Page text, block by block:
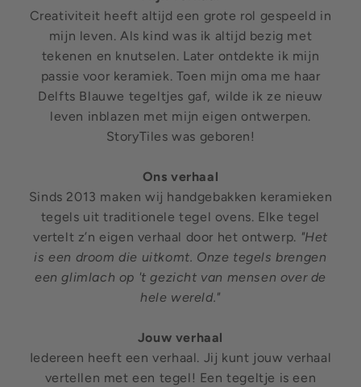
Creativiteit heeft altijd een grote rol gespeeld in
mijn leven. Als kind was ik altijd bezig met
tekenen en knutselen. Later ontdekte ik mijn
passie voor keramiek. Toen mijn oma me haar
Delfts Blauwe tegeltjes gaf, wilde ik ze nieuw
leven inblazen met mijn eigen ontwerpen.
StoryTiles was geboren!
Ons verhaal
Sinds 2013 maken wij handgebakken keramieken
tegels uit traditionele tegel ovens. Elke tegel
vertelt z’n eigen verhaal door het ontwerp. "Het
is een droom die uitkomt. Onze tegels brengen
een glimlach op 't gezicht van mensen over de
hele wereld."
Jouw verhaal
Iedereen heeft een verhaal. Jij kunt jouw verhaal
vertellen met een tegel! Een tegeltje is een